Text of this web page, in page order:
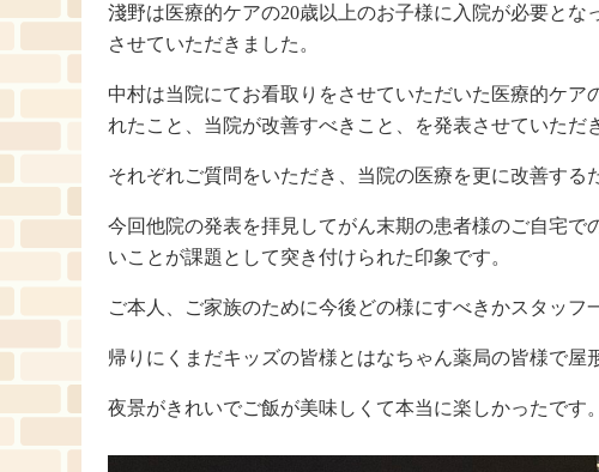
淺野は医療的ケアの20歳以上のお子様に入院が必要と
させていただきました。
中村は当院にてお看取りをさせていただいた医療的ケ
れたこと、当院が改善すべきこと、を発表させていただ
それぞれご質問をいただき、当院の医療を更に改善する
今回他院の発表を拝見してがん末期の患者様のご自宅
いことが課題として突き付けられた印象です。
ご本人、ご家族のために今後どの様にすべきかスタッフ
帰りにくまだキッズの皆様とはなちゃん薬局の皆様で屋
夜景がきれいでご飯が美味しくて本当に楽しかったです。